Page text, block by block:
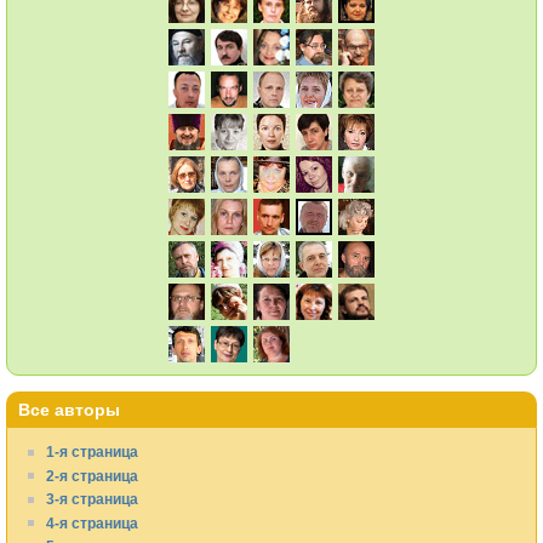
Все авторы
1-я страница
2-я страница
3-я страница
4-я страница